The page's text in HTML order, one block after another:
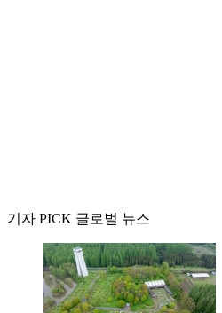
기자 PICK 글로벌 뉴스